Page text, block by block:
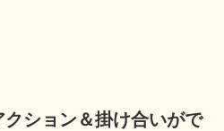
ション＆掛け合いがで